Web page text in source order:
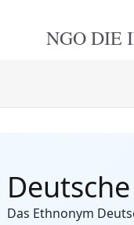
NGO DIE
Deutsche
Das Ethnonym